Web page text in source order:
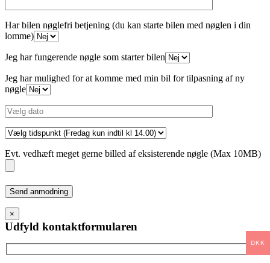
Har bilen nøglefri betjening (du kan starte bilen med nøglen i din
lomme)
Jeg har fungerende nøgle som starter bilen
Jeg har mulighed for at komme med min bil for tilpasning af ny
nøgle
Evt. vedhæft meget gerne billed af eksisterende nøgle (Max 10MB)
Please
leave
this
field
empty.
×
Udfyld kontaktformularen
DKK